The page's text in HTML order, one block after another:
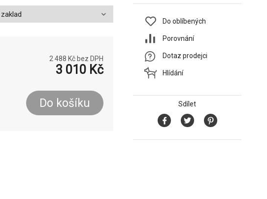
2 488 Kč bez DPH
3 010 Kč
Do košíku
Do oblíbených
Porovnání
Dotaz prodejci
Hlídání
Sdílet